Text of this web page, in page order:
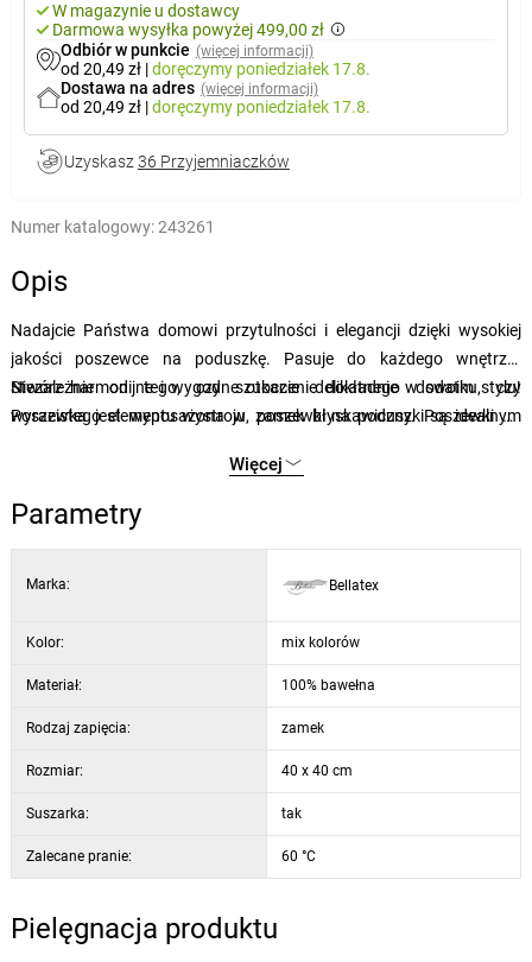
W magazynie u dostawcy
Darmowa wysyłka powyżej 499,00 zł
Odbiór w punkcie (więcej informacji)
od 20,49 zł |doręczymy poniedziałek 17.8.
Dostawa na adres (więcej informacji)
od 20,49 zł |doręczymy poniedziałek 17.8.
Uzyskasz 36 Przyjemniaczków
Numer katalogowy:243261
Opis
Nadajcie Państwa domowi przytulności i elegancji dzięki wysokiej
jakości poszewce na poduszkę. Pasuje do każdego wnętrza.
Niezależnie od tego, czy szukacie delikatnego dodatku, czy
wyrazistego elementu wystroju, poszewki na poduszki są idealnym
Stwórz harmonijne i wygodne otoczenie dokładnie w swoim stylu!
Poszewka jest wyposażona w zamek błyskawiczny. Poszewki na
poszewka może być nieco inna. Zdjęcie ma charakter poglądowy.
Więcej
Parametry
Marka: Bellatex
Kolor: mix kolorów
Materiał: 100% bawełna
Rodzaj zapięcia: zamek
Rozmiar: 40 x 40 cm
Suszarka: tak
Zalecane pranie: 60 °C
Pielęgnacja produktu